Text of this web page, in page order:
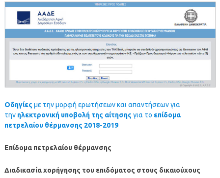
Οδηγίες με την μορφή ερωτήσεων και απαντήσεων για
την ηλεκτρονική υποβολή της αίτησης για το επίδομα
πετρελαίου θέρμανσης 2018-2019
Επίδομα πετρελαίου θέρμανσης
Διαδικασία χορήγησης του επιδόματος στους δικαιούχους